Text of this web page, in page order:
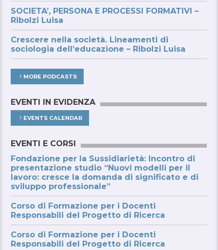
SOCIETA’, PERSONA E PROCESSI FORMATIVI –
Ribolzi Luisa
Crescere nella società. Lineamenti di
sociologia dell’educazione – Ribolzi Luisa
MORE PODCASTS
EVENTI IN EVIDENZA
EVENTS CALENDAR
EVENTI E CORSI
Fondazione per la Sussidiarietà: Incontro di
presentazione studio “Nuovi modelli per il
lavoro: cresce la domanda di significato e di
sviluppo professionale”
Corso di Formazione per i Docenti
Responsabili del Progetto di Ricerca
Corso di Formazione per i Docenti
Responsabili del Progetto di Ricerca